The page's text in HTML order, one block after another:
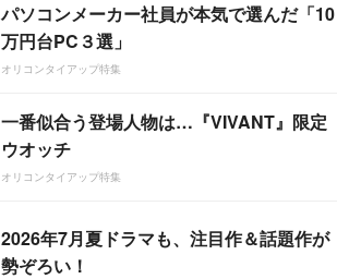
パソコンメーカー社員が本気で選んだ「10
万円台PC３選」
オリコンタイアップ特集
一番似合う登場人物は…『VIVANT』限定
ウオッチ
オリコンタイアップ特集
2026年7月夏ドラマも、注目作＆話題作が
勢ぞろい！